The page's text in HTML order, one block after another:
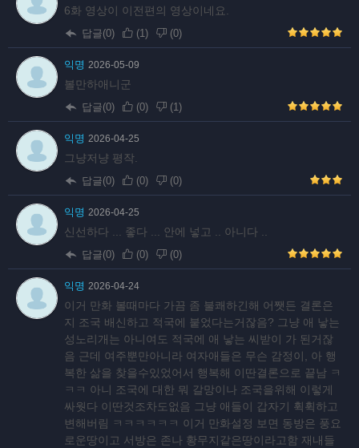
6화 영상이 이전편의 영상이네요.
답글(0) (1) (0)
익명 2026-05-09
볼만하애니군
답글(0) (0) (1)
익명 2026-04-25
그냥저냥 평작.
답글(0) (0) (0)
익명 2026-04-25
신선하다 ... 좋다 ... 안에 넣고 .. 아니다 ..
답글(0) (0) (0)
익명 2026-04-24
이거 만화 볼때마다 가끔 좀 불쾌하긴해 어쨋든 결론은
지 조국 배신하고 적국에 붙었다는거잖음? 그냥 애 낳는
성노리개는 아니여도 적국에 애 낳는 씨받이 가 된거잖
음 근데 여주뿐만아니라 여자애들은 무슨 감정이, 아 행
복한 삶을 찾을수있었어서 행복해 이딴결론으로 끝남 ㅋ
ㅋㅋ 아니 조국에 대한 뭐 갈망이나 조국을위해 이렇게
싸웟다 이딴것조차도없음 그냥 애들이 갑자기 휙휙하고
변해버림 ㅋㅋㅋㅋㅋㅋ 이거 만화설정 보면 동방은 풍요
로운땅이고 서방은 존나 황무지같은땅이라고함 재내들